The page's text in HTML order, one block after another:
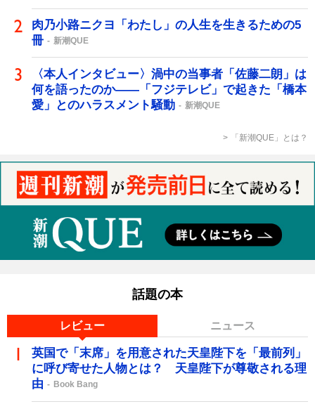
肉乃小路ニクヨ「わたし」の人生を生きるための5
冊
新潮QUE
〈本人インタビュー〉渦中の当事者「佐藤二朗」は
何を語ったのか――「フジテレビ」で起きた「橋本
愛」とのハラスメント騒動
新潮QUE
「新潮QUE」とは？
話題の本
レビュー ニュース
英国で「末席」を用意された天皇陛下を「最前列」
に呼び寄せた人物とは？ 天皇陛下が尊敬される理
由
Book Bang